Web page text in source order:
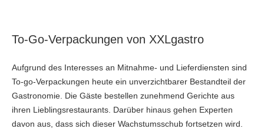
To-Go-Verpackungen von XXLgastro
Aufgrund des Interesses an Mitnahme- und Lieferdiensten sind
To-go-Verpackungen heute ein unverzichtbarer Bestandteil der
Gastronomie. Die Gäste bestellen zunehmend Gerichte aus
ihren Lieblingsrestaurants. Darüber hinaus gehen Experten
davon aus, dass sich dieser Wachstumsschub fortsetzen wird.